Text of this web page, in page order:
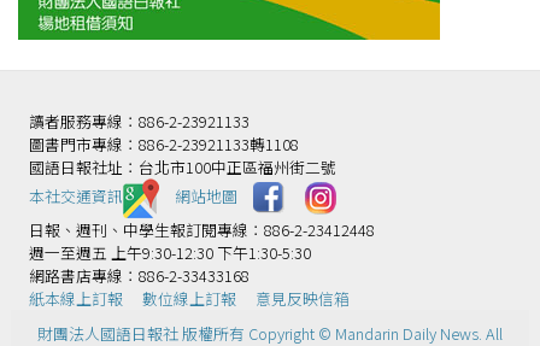
讀者服務專線：886-2-23921133
圖書門市專線：886-2-23921133轉1108
國語日報社址：台北市100中正區福州街二號
本社交通資訊️
網站地圖
日報、週刊、中學生報訂閱專線：886-2-23412448
週一至週五 上午9:30-12:30 下午1:30-5:30
網路書店專線：886-2-33433168
紙本線上訂報
數位線上訂報
意見反映信箱
財團法人國語日報社 版權所有 Copyright © Mandarin Daily News. All